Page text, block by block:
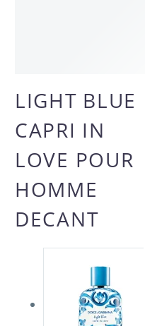
LIGHT BLUE
CAPRI IN
LOVE POUR
HOMME
DECANT